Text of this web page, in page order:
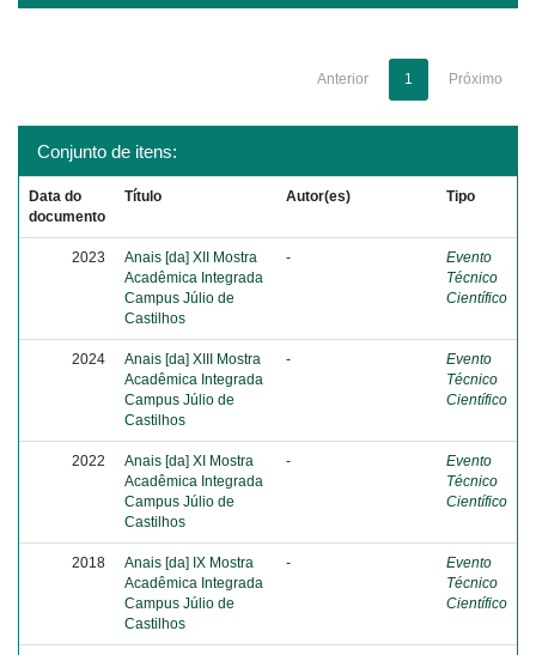
Anterior 1 Próximo
Conjunto de itens:
Data do
documento
Título Autor(es) Tipo
2023
Anais [da] XII Mostra
Acadêmica Integrada
Campus Júlio de
Castilhos
-
Evento
Técnico
Científico
2024
Anais [da] XIII Mostra
Acadêmica Integrada
Campus Júlio de
Castilhos
-
Evento
Técnico
Científico
2022
Anais [da] XI Mostra
Acadêmica Integrada
Campus Júlio de
Castilhos
-
Evento
Técnico
Científico
2018
Anais [da] IX Mostra
Acadêmica Integrada
Campus Júlio de
Castilhos
-
Evento
Técnico
Científico